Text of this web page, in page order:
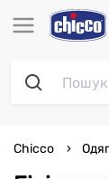
Chicco Одяг